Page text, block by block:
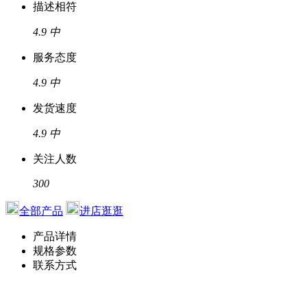
描述相符
4.9 中
服务态度
4.9 中
发货速度
4.9 中
关注人数
300
全部产品 进店逛逛
产品详情
规格参数
联系方式